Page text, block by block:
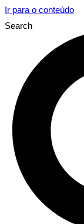
Ir para o conteúdo
Search